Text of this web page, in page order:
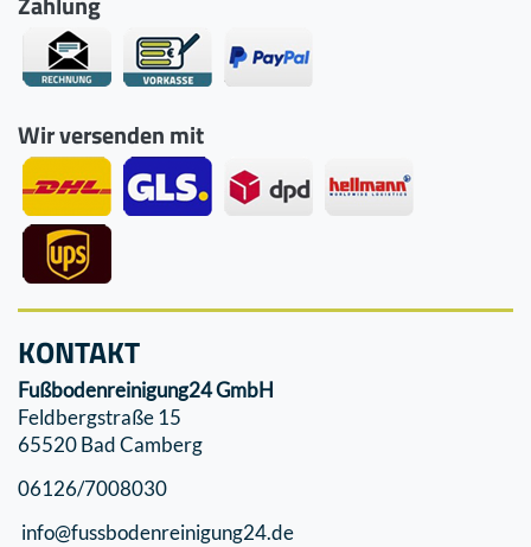
Wir versenden mit
KONTAKT
Fußbodenreinigung24 GmbH
Feldbergstraße 15
65520 Bad Camberg
06126/7008030
info@fussbodenreinigung24.de